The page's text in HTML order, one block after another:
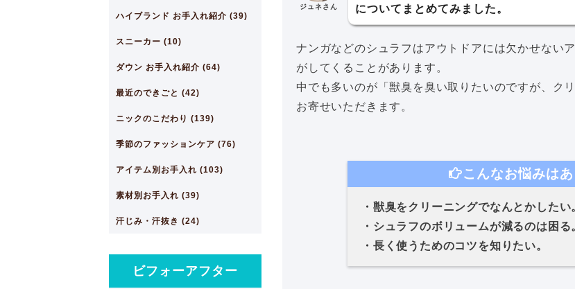
ジュネさん
についてまとめてみました。
ナンガなどのシュラフはアウトドアには欠かせない
がしてくることがあります。
中でも多いのが「獣臭を臭い取りたいのですが、ク
お寄せいただきます。
こんなお悩みは
・獣臭をクリーニングでなんとかしたい
・シュラフのボリュームが減るのは困る
・長く使うためのコツを知りたい。
ハイブランド お手入れ紹介 (39)
スニーカー (10)
ダウン お手入れ紹介 (64)
最近のできごと (42)
ニックのこだわり (139)
季節のファッションケア (76)
アイテム別お手入れ (103)
素材別お手入れ (39)
汗じみ・汗抜き (24)
ビフォーアフター